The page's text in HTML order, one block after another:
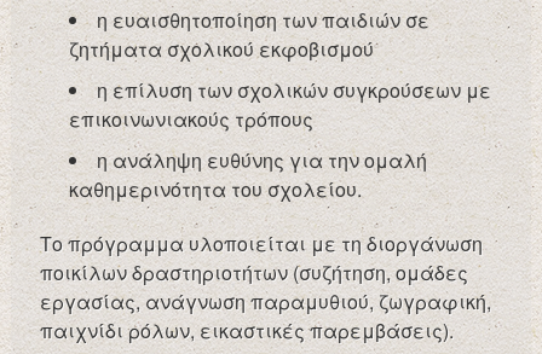
η ευαισθητοποίηση των παιδιών σε
ζητήματα σχολικού εκφοβισμού
η επίλυση των σχολικών συγκρούσεων με
επικοινωνιακούς τρόπους
η ανάληψη ευθύνης για την ομαλή
καθημερινότητα του σχολείου.
Το πρόγραμμα υλοποιείται με τη διοργάνωση
ποικίλων δραστηριοτήτων (συζήτηση, ομάδες
εργασίας, ανάγνωση παραμυθιού, ζωγραφική,
παιχνίδι ρόλων, εικαστικές παρεμβάσεις).